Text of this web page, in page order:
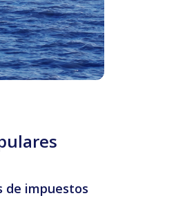
de impuestos